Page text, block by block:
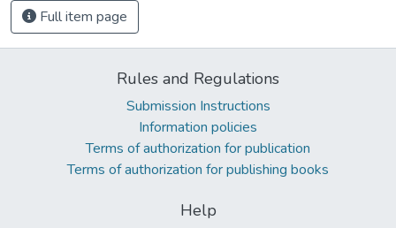
Full item page
Rules and Regulations
Submission Instructions
Information policies
Terms of authorization for publication
Terms of authorization for publishing books
Help